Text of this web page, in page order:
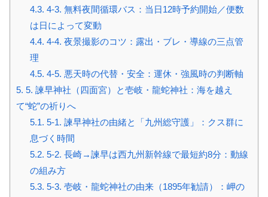
4.3. 4-3. 無料夜間循環バス：当日12時予約開始／便数
は日によって変動
4.4. 4-4. 夜景撮影のコツ：露出・ブレ・導線の三点管
理
4.5. 4-5. 悪天時の代替・安全：運休・強風時の判断軸
5. 5. 諫早神社（四面宮）と壱岐・龍蛇神社：海を越え
て“蛇”の祈りへ
5.1. 5-1. 諫早神社の由緒と「九州総守護」：クス群に
息づく時間
5.2. 5-2. 長崎→諫早は西九州新幹線で最短約8分：動線
の組み方
5.3. 5-3. 壱岐・龍蛇神社の由来（1895年勧請）：岬の